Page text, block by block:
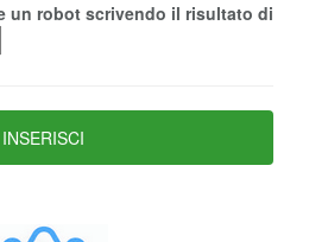
un robot scrivendo il risultato di